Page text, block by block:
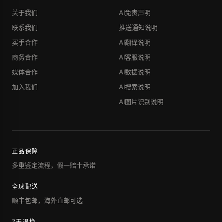
关于我们
联系我们
买手合作
商务合作
媒体合作
加入我们
AI免责声明
推送通知说明
AI翻译说明
AI客服说明
AI数据说明
AI搜索说明
AI图片识别说明
正品保障
多重鉴定流程，假一赔十承诺
全球配送
顺丰包邮，海外直邮可选